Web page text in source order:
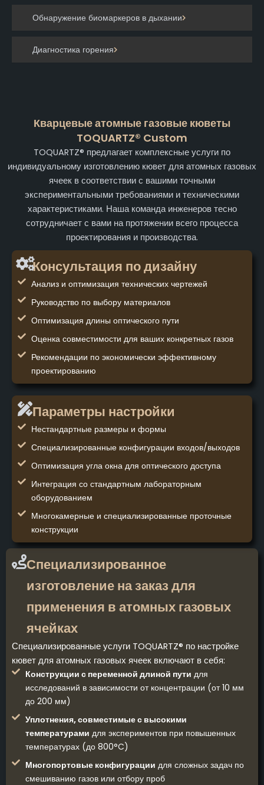
Обнаружение биомаркеров в дыхании
Диагностика горения
Кварцевые атомные газовые кюветы
TOQUARTZ® Custom
TOQUARTZ® предлагает комплексные услуги по
индивидуальному изготовлению кювет для атомных газовых
ячеек в соответствии с вашими точными
экспериментальными требованиями и техническими
характеристиками. Наша команда инженеров тесно
сотрудничает с вами на протяжении всего процесса
проектирования и производства.
Консультация по дизайну
Анализ и оптимизация технических чертежей
Руководство по выбору материалов
Оптимизация длины оптического пути
Оценка совместимости для ваших конкретных газов
Рекомендации по экономически эффективному
проектированию
Параметры настройки
Нестандартные размеры и формы
Специализированные конфигурации входов/выходов
Оптимизация угла окна для оптического доступа
Интеграция со стандартным лабораторным
оборудованием
Многокамерные и специализированные проточные
конструкции
Специализированное
изготовление на заказ для
применения в атомных газовых
ячейках
Специализированные услуги TOQUARTZ® по настройке
кювет для атомных газовых ячеек включают в себя:
Конструкции с переменной длиной пути для
исследований в зависимости от концентрации (от 10 мм
до 200 мм)
Уплотнения, совместимые с высокими
температурами для экспериментов при повышенных
температурах (до 800°C)
Многопортовые конфигурации для сложных задач по
смешиванию газов или отбору проб